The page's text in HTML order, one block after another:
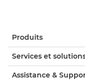
Produits
Services et
Assistance &